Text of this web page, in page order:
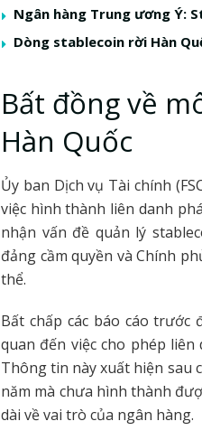
Ngân hàng Trung ương Ý:
Dòng stablecoin rời Hàn
Bất đồng về
Hàn Quốc
Ủy ban Dịch vụ Tài chính
việc hình thành liên danh
nhận vấn đề quản lý
đảng cầm quyền và Chính
thể.
Bất chấp các báo cáo trước
quan đến việc cho phép
Thông tin này xuất hiện sau
năm mà chưa hình thành
dài về vai trò của ngân hàng.